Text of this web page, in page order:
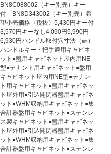
BN8C088002（キー別売）キー
付 BN8D343002（キー別売）希
望小売価格〈税抜〉5,430円キー付
3,570円キーなし4,090円5,990円
6,930円ハンドル取付穴寸法（㎜）
ハンドルキー・把手適用キャビネ
ット●盤用キャビネット屋内用NE
型●テナント用キャビネット●盤用
キャビネット屋内用NE型●テナン
ト用キャビネット●盤用キャビネッ
ト屋外用●引込開閉器盤用キャビネ
ット●WHM収納用キャビネット●集
合計器盤用キャビネット●ステンレ
ス製キャビネット●盤用キャビネッ
ト屋外用●引込開閉器盤用キャビネ
ット●WHM収納用キャビネット●集
合計器盤用キャビネット●ステンレ